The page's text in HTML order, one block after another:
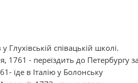
Глухівській співацькій школі.
1761 - переїздить до Петербургу
їде в Італію у Болонську